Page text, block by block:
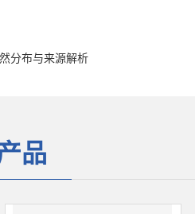
分布与来源解析
品